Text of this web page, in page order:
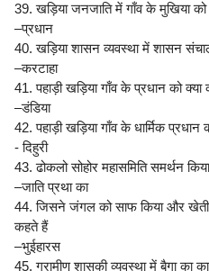
39. खड़िया जनजाति में गाँव के मुखिया
–प्रधान
40. खड़िया शासन व्यवस्था में शासन
–करटाहा
41. पहाड़ी खड़िया गाँव के प्रधान को क्या
–डंडिया
42. पहाड़ी खड़िया गाँव के धार्मिक प्रधान
- दिहुरी
43. ढोकलो सोहोर महासमिति समर्थन
–जाति प्रथा का
44. जिसने जंगल को साफ किया और खेती
कहते हैं
–भुईहारस
45. ग्रामीण शासकी व्यवस्था में बैगा का